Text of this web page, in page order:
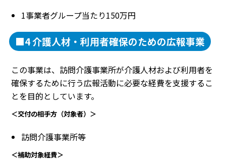
1事業者グループ当たり150万円
■4 介護人材・利用者確保のための広報事業
この事業は、訪問介護事業所が介護人材および利用者を
確保するために行う広報活動に必要な経費を支援するこ
とを目的としています。
＜交付の相手方（対象者）＞
訪問介護事業所等
＜補助対象経費＞